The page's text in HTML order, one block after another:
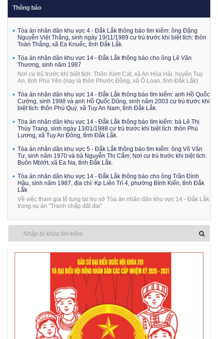
Thông báo
Tòa án nhân dân khu vực 4 - Đắk Lắk thông báo tìm kiếm: ông Đặng
Nguyễn Việt Thắng, sinh ngày 19/11/1989 cư trú trước khi biệt tích: thôn
Toàn Thắng, xã Ea Knuếc, tỉnh Đắk Lắk.
Tòa án nhân dân khu vực 14 - Đắk Lắk thông báo cho ông Lê Văn
Thương, sinh năm 1987
Nơi cư trú trước khi biệt tích: Thôn Xóm Cát, xã An Hòa Hải, huyện Tuy
An, tỉnh Phú Yên (nay là thôn Phước Đồng, xã Ô Loan, tỉnh Đắk Lắk)
Tòa án nhân dân khu vực 14 - Đắk Lắk thông báo tìm kiếm: anh Hồ Quốc
Cường, sinh 1998 và anh Hồ Quốc Dũng, sinh năm 2003 cư trú trước khi
biệt tích: thôn Phú Quý, xã Tuy An Nam, tỉnh Đắk Lắk.
Tòa án nhân dân khu vực 14 - Đắk Lắk thông báo tìm kiếm: bà Lê Thị
Thùy Trang, sinh ngày 13/01/1988 cư trú trước khi biệt tích: thôn Phú
Lương, xã Tuy An Đông, tỉnh Đắk Lắk.
Tòa án nhân dân khu vực 5 - Đắk Lắk thông báo tìm kiếm: ông Võ Văn
Tư, sinh năm 1970 và bà Nguyễn Thị Cẩm; Nơi cư trú trước khi biệt tích:
Buôn Mblớt, xã Ea Na, tỉnh Đắk Lắk.
Tòa án nhân dân khu vực 14 - Đắk Lắk thông báo cho ông Trần Đình
Hậu, sinh năm 1987, địa chỉ: Kp Liên Trì 4, phường Bình Kiến, tỉnh Đắk
Lắk
Về việc tham gia tố tụng tại trụ sở Tòa án nhân dân khu vực 14 - Đắk Lắk
trong vụ án "Tranh chấp đất đai"